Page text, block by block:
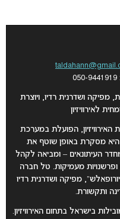
ושדרנית רדיו, ויוצרת
לאירוויזיון
הפועלת במערכת
EuroMix מזה ארבע שנים. מאז 2022 היא מסקרת באופן שוטף את
מהעיר המארחת, ומ-2023 גם מחדר העיתונאים – ומביאה לקהל
ופרשנויות מעמיקות. טל חברה
מפיקה ושדרנית רדיו
ותקשורת.
בישראל בתחום האירוויזיון.